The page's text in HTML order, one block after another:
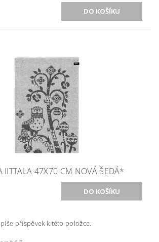
IITTALA 47X70 CM NOVÁ ŠEDÁ*
příspěvek k této položce.